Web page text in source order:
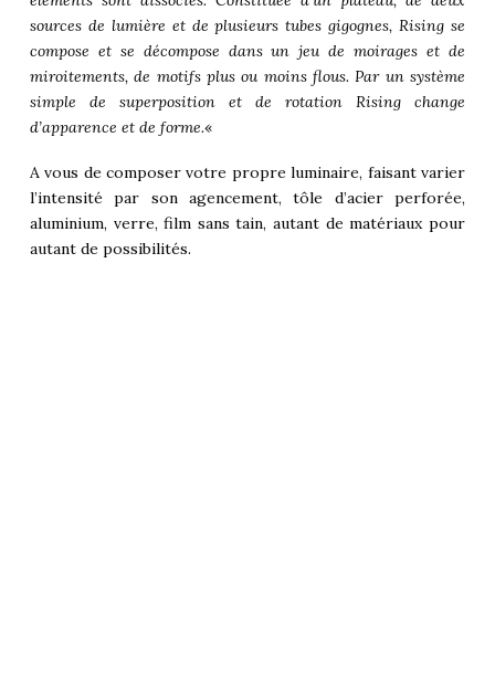
sources de lumière et de plusieurs tubes gigognes, Rising se
compose et se décompose dans un jeu de moirages et de
miroitements, de motifs plus ou moins flous. Par un système
simple de superposition et de rotation Rising change
d’apparence et de forme.«
A vous de composer votre propre luminaire, faisant varier
l’intensité par son agencement, tôle d’acier perforée,
aluminium, verre, film sans tain, autant de matériaux pour
autant de possibilités.